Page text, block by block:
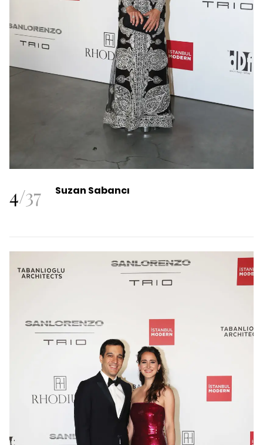
4/37 Suzan Sabancı